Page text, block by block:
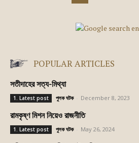
POPULAR ARTICLES
সতীদাহের সত্য-মিথ্যা
1. Latest post পুলক ঘটক December 8, 2023
রামকৃষ্ণ মিশন নিয়েও রাজনীতি
1. Latest post পুলক ঘটক May 26, 2024